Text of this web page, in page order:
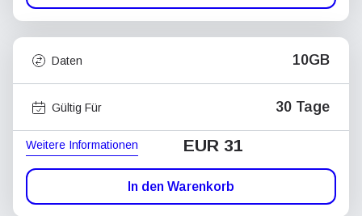
Daten 10GB
Gültig Für 30 Tage
Weitere Informationen EUR 31
In den Warenkorb